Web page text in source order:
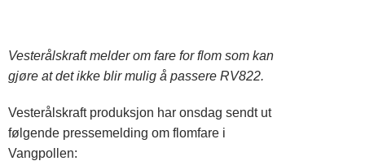
Vesterålskraft melder om fare for flom som kan
gjøre at det ikke blir mulig å passere RV822.
Vesterålskraft produksjon har onsdag sendt ut
følgende pressemelding om flomfare i
Vangpollen: